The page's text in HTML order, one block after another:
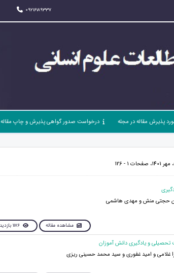
09216189337
پذیرش مقاله در مجله درخواست صدور گواهی پذیرش و چاپ مقاله
حجتی منش و مهدی هاشمی
مشاهده مقاله 1176 بازدید
غلامی و امید غفوری و سید محمد حسینی ریزی